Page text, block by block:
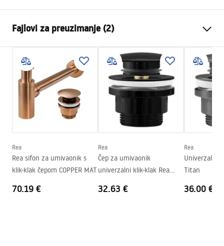
Materijal
Boja
Bijela
Završetak
Sjajni
Duljina
500mm
Širina
385
mm
Visina
120 mm
mm
Oblik
Otvor za slavinu
Da
Fajlovi za preuzimanje (2)
Montažne upute
Basin.pdf
Garantni uslovi
Warranty_Terms_and_Conditions_Basins_-_5.pdf
Rea
Rea sifon za umivaonik s
klik-klak čepom COPPER MAT
70.19 €
Rea
Čep za umivaonik
univerzalni klik-klak Rea
32.63 €
Rea
Univerzalni
Titan
36.00 €